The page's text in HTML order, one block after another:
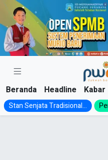
Skip
content
Beranda Headline Kabar
Stan Senjata Tradisional...